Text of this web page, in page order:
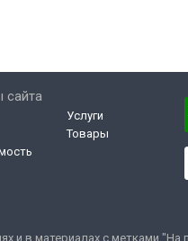
сайта
Услуги
Товары
и в материалах с метками "На